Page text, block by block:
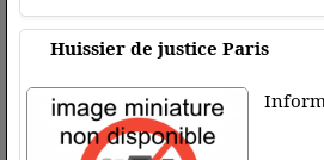
Huissier de justice Paris